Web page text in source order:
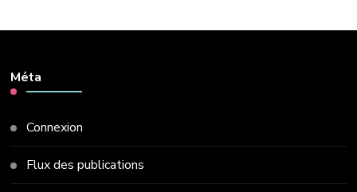
Méta
Connexion
Flux des publications